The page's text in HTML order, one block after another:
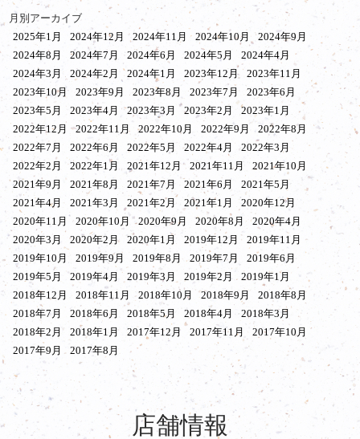
月別アーカイブ
2025年1月
2024年12月 2024年11月 2024年10月
2024年9月
2024年8月
2024年7月 2024年6月 2024年5月
2024年4月
2024年3月
2024年2月 2024年1月 2023年12月
2023年11月
2023年10月
2023年9月 2023年8月 2023年7月
2023年6月
2023年5月
2023年4月 2023年3月 2023年2月
2023年1月
2022年12月
2022年11月 2022年10月 2022年9月
2022年8月
2022年7月
2022年6月 2022年5月 2022年4月
2022年3月
2022年2月
2022年1月 2021年12月 2021年11月
2021年10月
2021年9月
2021年8月 2021年7月 2021年6月
2021年5月
2021年4月
2021年3月 2021年2月 2021年1月
2020年12月
2020年11月
2020年10月 2020年9月 2020年8月
2020年4月
2020年3月
2020年2月 2020年1月 2019年12月
2019年11月
2019年10月
2019年9月 2019年8月 2019年7月
2019年6月
2019年5月
2019年4月 2019年3月 2019年2月
2019年1月
2018年12月
2018年11月 2018年10月 2018年9月
2018年8月
2018年7月
2018年6月 2018年5月 2018年4月
2018年3月
2018年2月
2018年1月 2017年12月 2017年11月
2017年10月
2017年9月
2017年8月
店舗情報